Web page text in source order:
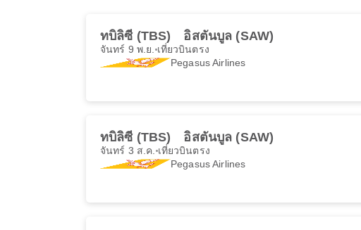
ทบิลิซี (TBS) อิสตันบูล (SAW)
จันทร์ 9 พ.ย. เที่ยวบินตรง
Pegasus Airlines
ทบิลิซี (TBS) อิสตันบูล (SAW)
จันทร์ 3 ส.ค. เที่ยวบินตรง
Pegasus Airlines